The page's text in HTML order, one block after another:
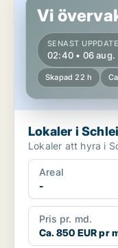
Vi
SENAST
02:40 • 06 aug.
Skapad 22 h
Lokaler i
Lokaler att hyra i
Areal
-
Pris pr. md.
Ca. 850 EUR pr